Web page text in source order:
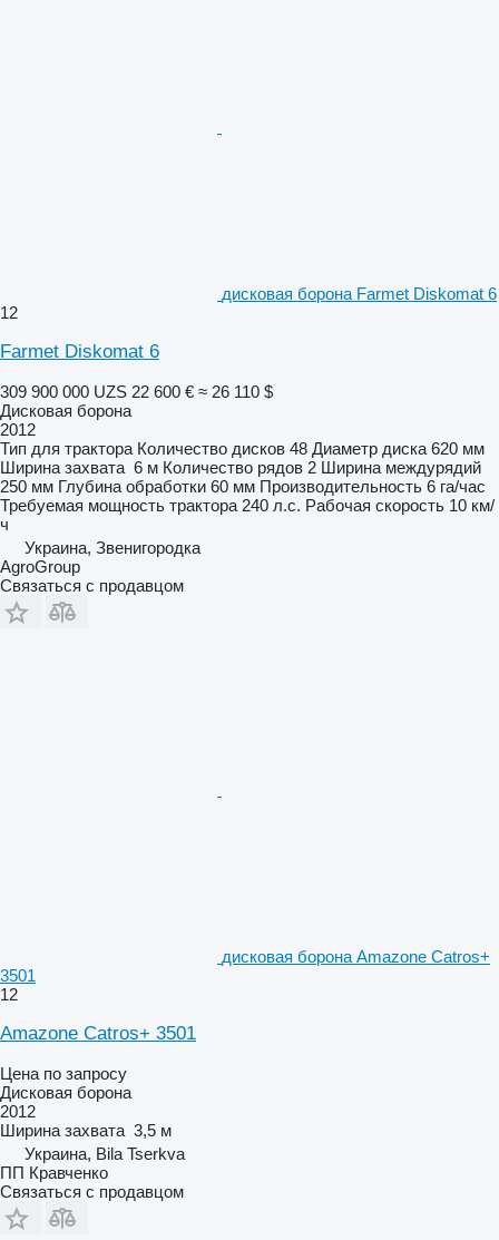
дисковая борона Farmet Diskomat 6
12
Farmet Diskomat 6
309 900 000 UZS 22 600 € ≈ 26 110 $
Дисковая борона
2012
Тип для трактора Количество дисков 48 Диаметр диска 620 мм
Ширина захвата 6 м Количество рядов 2 Ширина междурядий
250 мм Глубина обработки 60 мм Производительность 6 га/час
Требуемая мощность трактора 240 л.с. Рабочая скорость 10 км/
ч
Украина, Звенигородка
AgroGroup
Связаться с продавцом
дисковая борона Amazone Catros+
3501
12
Amazone Catros+ 3501
Цена по запросу
Дисковая борона
2012
Ширина захвата 3,5 м
Украина, Bila Tserkva
ПП Кравченко
Связаться с продавцом